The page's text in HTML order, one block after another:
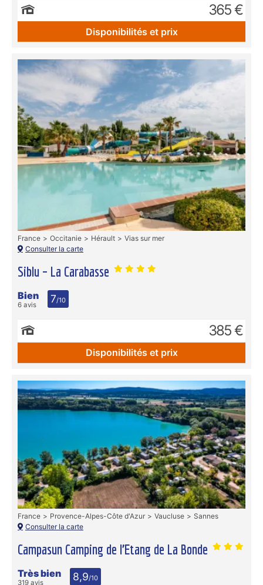
365 €
Disponibilités et prix
Siblu – La Carabasse
France Occitanie Hérault
Vias sur mer
Consulter la carte
Bien
6 avis 7/10
385 €
Disponibilités et prix
Campasun Camping de l’Etang de La Bonde
France Provence-Alpes-Côte d'Azur Vaucluse
Sannes
Consulter la carte
Très bien
319 avis 8,9/10